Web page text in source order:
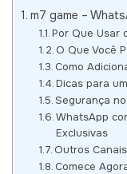
m7 game –
Por Que Usar
O Que Você
Como
Dicas para
Segurança
WhatsApp
Exclusivas
Outros
Comece